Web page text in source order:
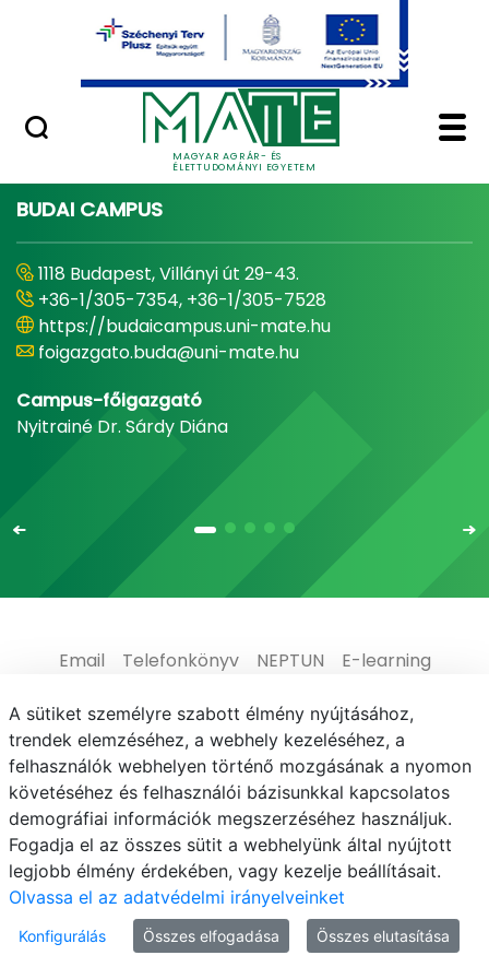
Ugrás a fő tartalomhoz
MAGYAR AGRÁR- ÉS
ÉLETTUDOMÁNYI EGYETEM
Minőségügy
Home - Magyar
BUDAI CAMPUS
1118 Budapest, Villányi út 29-43.
+36-1/305-7354, +36-1/305-7528
https://budaicampus.uni-mate.hu
foigazgato.buda@uni-mate.hu
Campus-főigazgató
Nyitrainé Dr. Sárdy Diána
Email Telefonkönyv NEPTUN
E-learning
Médiaközpont
Informatikai Igazgatóság
Adatvédelem
© MATE 2021
A sütiket személyre szabott élmény nyújtásához,
trendek elemzéséhez, a webhely kezeléséhez, a
felhasználók webhelyen történő mozgásának a nyomon
követéséhez és felhasználói bázisunkkal kapcsolatos
demográfiai információk megszerzéséhez használjuk.
Fogadja el az összes sütit a webhelyünk által nyújtott
legjobb élmény érdekében, vagy kezelje beállításait.
Olvassa el az adatvédelmi irányelveinket
Konfigurálás Összes elfogadása Összes elutasítása